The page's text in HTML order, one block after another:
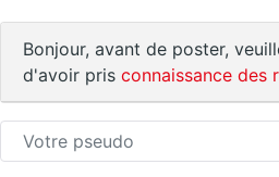
Bonjour, avant de poster,
d'avoir pris connaissance des